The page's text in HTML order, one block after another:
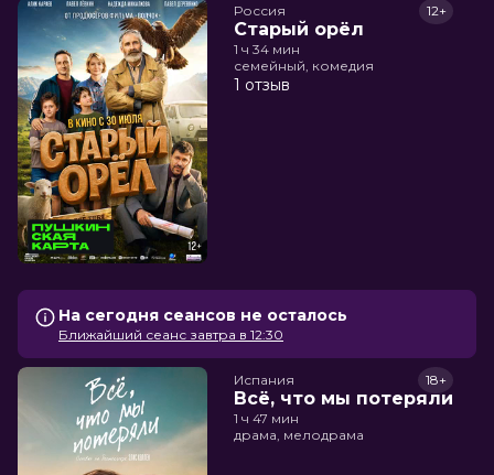
Россия
Старый орёл
12+
1 ч 34 мин
семейный, комедия
1 отзыв
На сегодня сеансов не осталось
Ближайший сеанс завтра в 12:30
Испания
Всё, что мы потеряли
18+
1 ч 47 мин
драма, мелодрама